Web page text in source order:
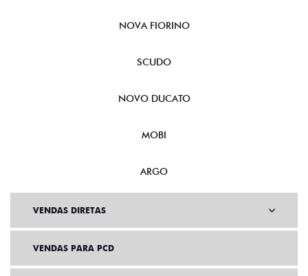
NOVA FIORINO
SCUDO
NOVO DUCATO
MOBI
ARGO
VENDAS DIRETAS
VENDAS PARA PCD